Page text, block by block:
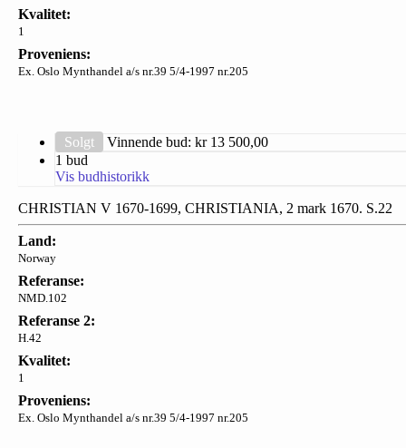
Kvalitet:
1
Proveniens:
Ex. Oslo Mynthandel a/s nr.39 5/4-1997 nr.205
Solgt Vinnende bud: kr 13 500,00
1 bud
Vis budhistorikk
CHRISTIAN V 1670-1699, CHRISTIANIA, 2 mark 1670. S.22
Land:
Norway
Referanse:
NMD.102
Referanse 2:
H.42
Kvalitet:
1
Proveniens:
Ex. Oslo Mynthandel a/s nr.39 5/4-1997 nr.205